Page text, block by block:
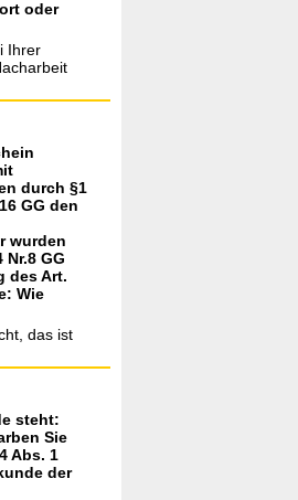
oder
Ihrer
durch §1
GG den
wurden
GG
des Art.
Wie
das ist
steht:
Sie
Abs. 1
der